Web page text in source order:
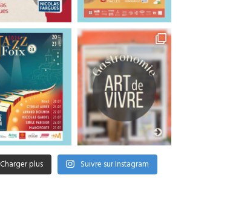
Charger plus Suivre sur Instagram